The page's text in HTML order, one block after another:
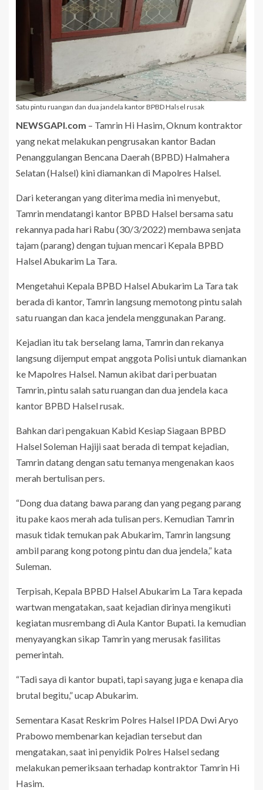
Satu pintu ruangan dan dua jandela kantor BPBD Halsel rusak
NEWSGAPI.com – Tamrin Hi Hasim, Oknum kontraktor
yang nekat melakukan pengrusakan kantor Badan
Penanggulangan Bencana Daerah (BPBD) Halmahera
Selatan (Halsel) kini diamankan di Mapolres Halsel.
Dari keterangan yang diterima media ini menyebut,
Tamrin mendatangi kantor BPBD Halsel bersama satu
rekannya pada hari Rabu (30/3/2022) membawa senjata
tajam (parang) dengan tujuan mencari Kepala BPBD
Halsel Abukarim La Tara.
Mengetahui Kepala BPBD Halsel Abukarim La Tara tak
berada di kantor, Tamrin langsung memotong pintu salah
satu ruangan dan kaca jendela menggunakan Parang.
Kejadian itu tak berselang lama, Tamrin dan rekanya
langsung dijemput empat anggota Polisi untuk diamankan
ke Mapolres Halsel. Namun akibat dari perbuatan
Tamrin, pintu salah satu ruangan dan dua jendela kaca
kantor BPBD Halsel rusak.
Bahkan dari pengakuan Kabid Kesiap Siagaan BPBD
Halsel Soleman Hajiji saat berada di tempat kejadian,
Tamrin datang dengan satu temanya mengenakan kaos
merah bertulisan pers.
“Dong dua datang bawa parang dan yang pegang parang
itu pake kaos merah ada tulisan pers. Kemudian Tamrin
masuk tidak temukan pak Abukarim, Tamrin langsung
ambil parang kong potong pintu dan dua jendela,” kata
Suleman.
Terpisah, Kepala BPBD Halsel Abukarim La Tara kepada
wartwan mengatakan, saat kejadian dirinya mengikuti
kegiatan musrembang di Aula Kantor Bupati. Ia kemudian
menyayangkan sikap Tamrin yang merusak fasilitas
pemerintah.
“Tadi saya di kantor bupati, tapi sayang juga e kenapa dia
brutal begitu,” ucap Abukarim.
Sementara Kasat Reskrim Polres Halsel IPDA Dwi Aryo
Prabowo membenarkan kejadian tersebut dan
mengatakan, saat ini penyidik Polres Halsel sedang
melakukan pemeriksaan terhadap kontraktor Tamrin Hi
Hasim.